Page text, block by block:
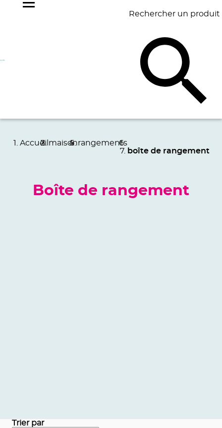
Rechercher un produit
BAGAGERIE BUREAU
Accueil maisonrangements
boîte de rangement
Boîte de rangement
Trier par